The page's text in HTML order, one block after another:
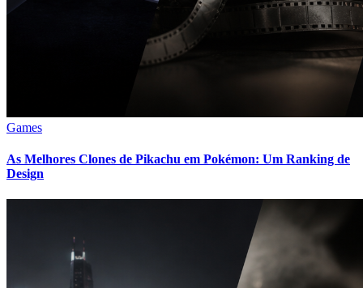
Games
As Melhores Clones de Pikachu em Pokémon: Um Ranking de
Design